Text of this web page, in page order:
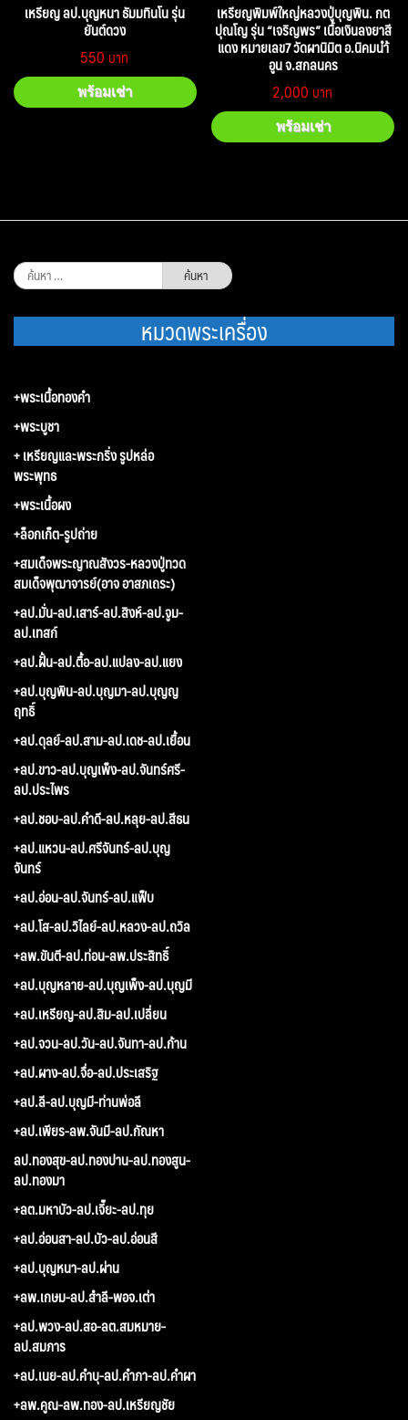
เหรียญ ลป.บุญหนา ธัมมทินโน รุ่น
ยันต์ดวง
550
พร้อมเช่า
เหรียญพิมพ์ใหญ่หลวงปู่บุญพิน. กต
ปุณโญ รุ่น “เจริญพร” เนื้อเงินลงยาสี
แดง หมายเลข7 วัดผานิมิต อ.นิคมนำ้
อูน จ.สกลนคร
2,000
พร้อมเช่า
ค้นหา
สำหรับ:
หมวดพระเครื่อง
+พระเนื้อทองคำ
+พระบูชา
+ เหรียญและพระกริ่ง รูปหล่อ
พระพุทธ
+พระเนื้อผง
+ล็อกเก็ต-รูปถ่าย
+สมเด็จพระญาณสังวร-หลวงปู่ทวด
สมเด็จพุฒาจารย์(อาจ อาสภเถระ)
+ลป.มั่น-ลป.เสาร์-ลป.สิงห์-ลป.จูม-
ลป.เทสก์
+ลป.ฝั้น-ลป.ตื้อ-ลป.แปลง-ลป.แยง
+ลป.บุญพิน-ลป.บุญมา-ลป.บุญญ
ฤทธิ์
+ลป.ดุลย์-ลป.สาม-ลป.เดช-ลป.เยื้อน
+ลป.ขาว-ลป.บุญเพ็ง-ลป.จันทร์ศรี-
ลป.ประไพร
+ลป.ชอบ-ลป.คำดี-ลป.หลุย-ลป.สีธน
+ลป.แหวน-ลป.ศรีจันทร์-ลป.บุญ
จันทร์
+ลป.อ่อน-ลป.จันทร์-ลป.แฟ็บ
+ลป.โส-ลป.วิไลย์-ลป.หลวง-ลป.ถวิล
+ลพ.ขันตี-ลป.ท่อน-ลพ.ประสิทธิ์
+ลป.บุญหลาย-ลป.บุญเพ็ง-ลป.บุญมี
+ลป.เหรียญ-ลป.สิม-ลป.เปลี่ยน
+ลป.จวน-ลป.วัน-ลป.จันทา-ลป.ก้าน
+ลป.ผาง-ลป.จื่อ-ลป.ประเสริฐ
+ลป.ลี-ลป.บุญมี-ท่านพ่อลี
+ลป.เพียร-ลพ.จันมี-ลป.กัณหา
ลป.ทองสุข-ลป.ทองปาน-ลป.ทองสูน-
ลป.ทองมา
+ลต.มหาบัว-ลป.เจี๊ยะ-ลป.ทุย
+ลป.อ่อนสา-ลป.บัว-ลป.อ่อนสี
+ลป.บุญหนา-ลป.ผ่าน
+ลพ.เกษม-ลป.สำลี-พอจ.เต่า
+ลป.พวง-ลป.สอ-ลต.สมหมาย-
ลป.สมภาร
+ลป.เนย-ลป.คำบุ-ลป.คำภา-ลป.คำผา
+ลพ.คูณ-ลพ.ทอง-ลป.เหรียญชัย